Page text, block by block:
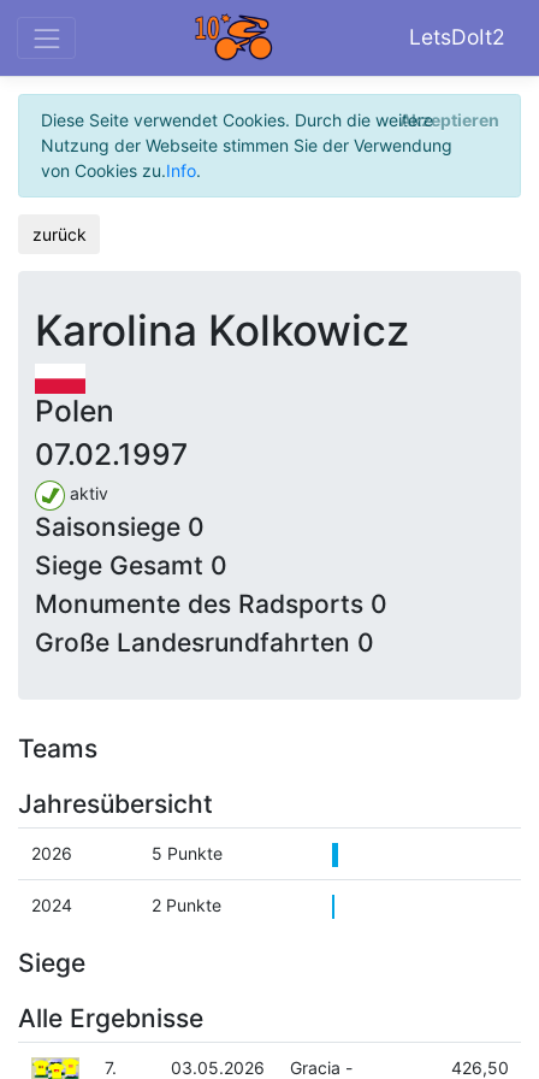
LetsDoIt2
Diese Seite verwendet Cookies. Durch die weitere
Nutzung der Webseite stimmen Sie der Verwendung
von Cookies zu.Info.
Akzeptieren
zurück
Karolina Kolkowicz
Polen
07.02.1997
aktiv
Saisonsiege 0
Siege Gesamt 0
Monumente des Radsports 0
Große Landesrundfahrten 0
Teams
Jahresübersicht
2026 5 Punkte
2024 2 Punkte
Siege
Alle Ergebnisse
7. 03.05.2026 Gracia - 426,50